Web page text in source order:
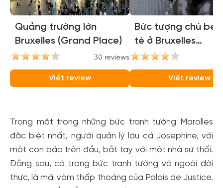
Quảng trường lớn
Bruxelles (Grand Place)
30 reviews
Viết review
Bức tượng chú bé
tè ở Bruxelles
(Manneken Pis)
Viết review
Trong một trong những bức tranh tường Marolles
đặc biệt nhất, người quản lý láu cá Josephine, với
một con báo trên đầu, bắt tay với một nhà sư thối.
Đằng sau, cả trong bức tranh tường và ngoài đời
thực, là mái vòm thấp thoáng của Palais de Justice.